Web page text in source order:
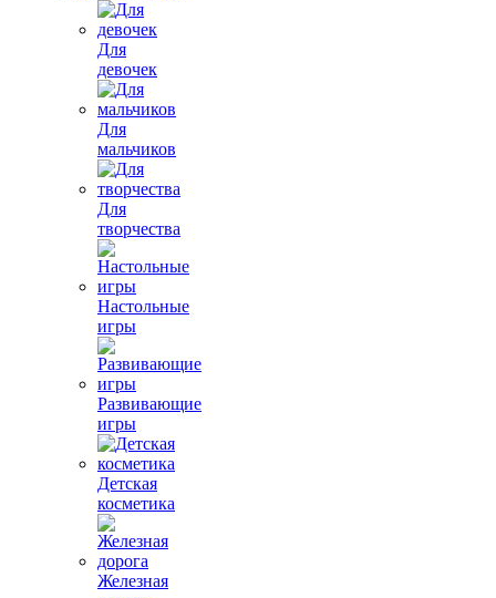
Для
девочек
Для
мальчиков
Для
творчества
Настольные
игры
Развивающие
игры
Детская
косметика
Железная